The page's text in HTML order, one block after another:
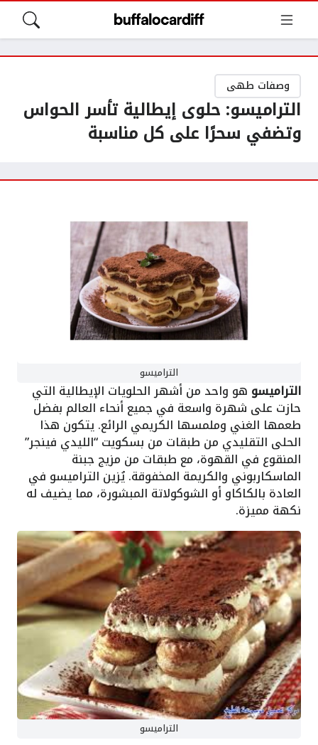
وصفات طهى
التراميسو: حلوى إيطالية تأسر الحواس
وتضفي سحرًا على كل مناسبة
التراميسو
التراميسو هو واحد من أشهر الحلويات الإيطالية التي
حازت على شهرة واسعة في جميع أنحاء العالم بفضل
طعمها الغني وملمسها الكريمي الرائع. يتكون هذا
الحلى التقليدي من طبقات من بسكويت “الليدي فينجر”
المنقوع في القهوة، مع طبقات من مزيج جبنة
الماسكاربوني والكريمة المخفوقة. يُزين التراميسو في
العادة بالكاكاو أو الشوكولاتة المبشورة، مما يضيف له
نكهة مميزة.
التراميسو